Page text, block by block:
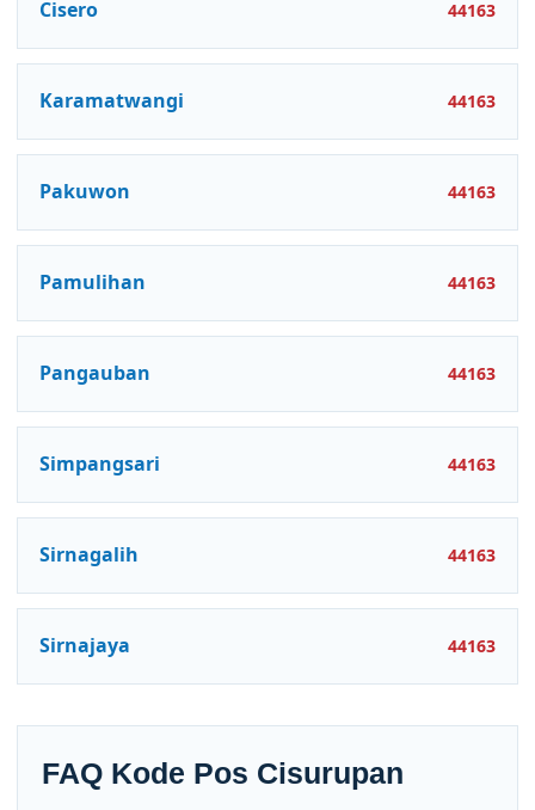
Cisero 44163
Karamatwangi 44163
Pakuwon 44163
Pamulihan 44163
Pangauban 44163
Simpangsari 44163
Sirnagalih 44163
Sirnajaya 44163
FAQ Kode Pos Cisurupan